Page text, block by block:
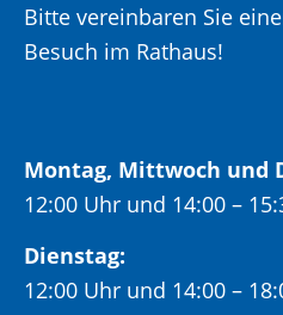
Bitte vereinbaren Sie
Besuch im Rathaus!
Montag, Mittwoch und
12:00 Uhr und 14:00 –
12:00 Uhr und 14:00 –